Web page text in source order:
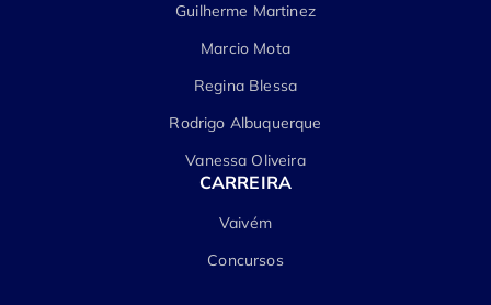
Guilherme Martinez
Marcio Mota
Regina Blessa
Rodrigo Albuquerque
Vanessa Oliveira
CARREIRA
Vaivém
Concursos